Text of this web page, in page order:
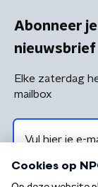
Abonneer
nieuwsbrief
Elke zaterdag
mailbox